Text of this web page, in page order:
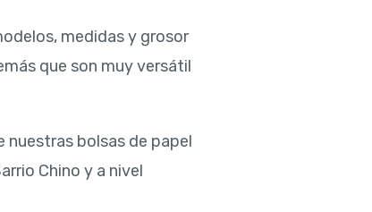
medidas y grosor
que son muy versátil
nuestras bolsas de papel
Chino y a nivel